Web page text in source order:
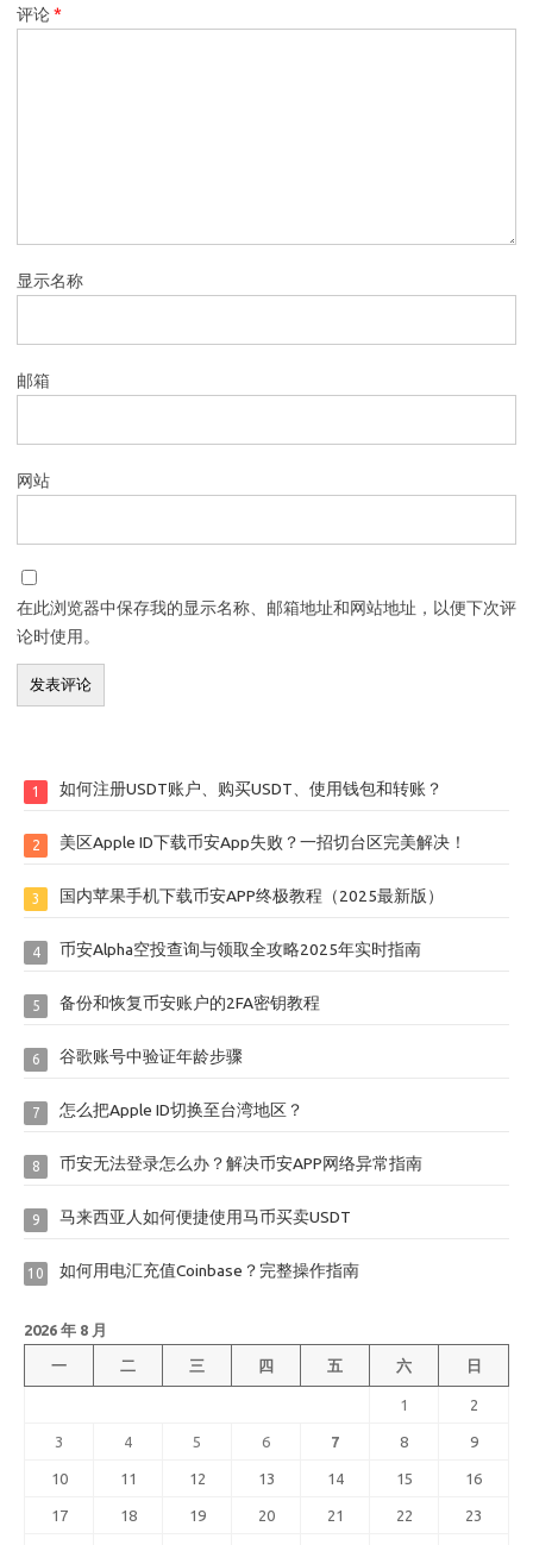
评论*
显示名称
邮箱
网站
在此浏览器中保存我的显示名称、邮箱地址和网站地址，以便下次评
论时使用。
1 如何注册USDT账户、购买USDT、使用钱包和转账？
2 美区Apple ID下载币安App失败？一招切台区完美解决！
3 国内苹果手机下载币安APP终极教程（2025最新版）
4 币安Alpha空投查询与领取全攻略2025年实时指南
5 备份和恢复币安账户的2FA密钥教程
6 谷歌账号中验证年龄步骤
7 怎么把Apple ID切换至台湾地区？
8 币安无法登录怎么办？解决币安APP网络异常指南
9 马来西亚人如何便捷使用马币买卖USDT
10 如何用电汇充值Coinbase？完整操作指南
2026 年 8 月
一 二 三 四 五 六 日
1 2
3 4 5 6 7 8 9
10 11 12 13 14 15 16
17 18 19 20 21 22 23